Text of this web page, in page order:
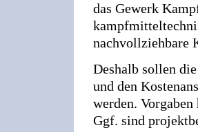
das Gewerk
nachvollziehbare
Deshalb sollen
und den
werden.
Ggf. sind